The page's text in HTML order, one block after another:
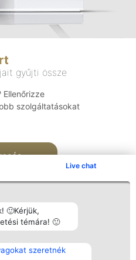
Live chat
🙂Kérjük,
témára! 🙂
szeretnék
gyűjti össze
Ellenőrizze
szolgáltatásokat
Elérhetőség
Elérhetőség